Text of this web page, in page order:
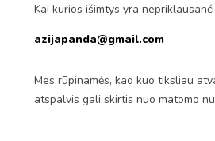
Kai kurios išimtys yra
azijapanda@gmail.com
Mes rūpinamės, kad kuo tiksliau
atspalvis gali skirtis nuo matomo